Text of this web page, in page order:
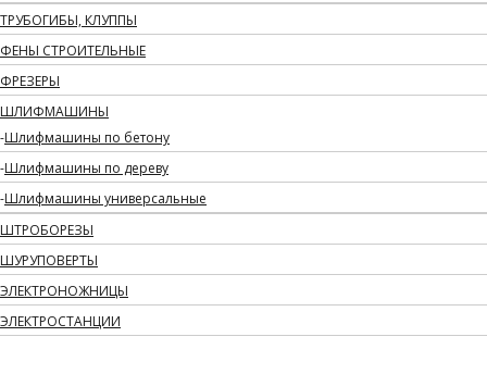
ТРУБОГИБЫ, КЛУППЫ
ФЕНЫ СТРОИТЕЛЬНЫЕ
ФРЕЗЕРЫ
ШЛИФМАШИНЫ
Шлифмашины по бетону
Шлифмашины по дереву
Шлифмашины универсальные
ШТРОБОРЕЗЫ
ШУРУПОВЕРТЫ
ЭЛЕКТРОНОЖНИЦЫ
ЭЛЕКТРОСТАНЦИИ